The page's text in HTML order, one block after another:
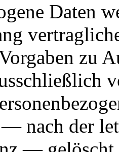
Daten
zu
nach der